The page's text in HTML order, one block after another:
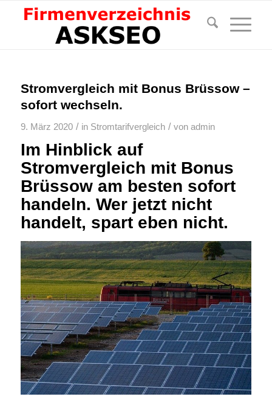
Stromvergleich mit Bonus Brüssow –
sofort wechseln.
9. März 2020 / in Stromtarifvergleich / von admin
Im Hinblick auf
Stromvergleich mit Bonus
Brüssow am besten sofort
handeln. Wer jetzt nicht
handelt, spart eben nicht.